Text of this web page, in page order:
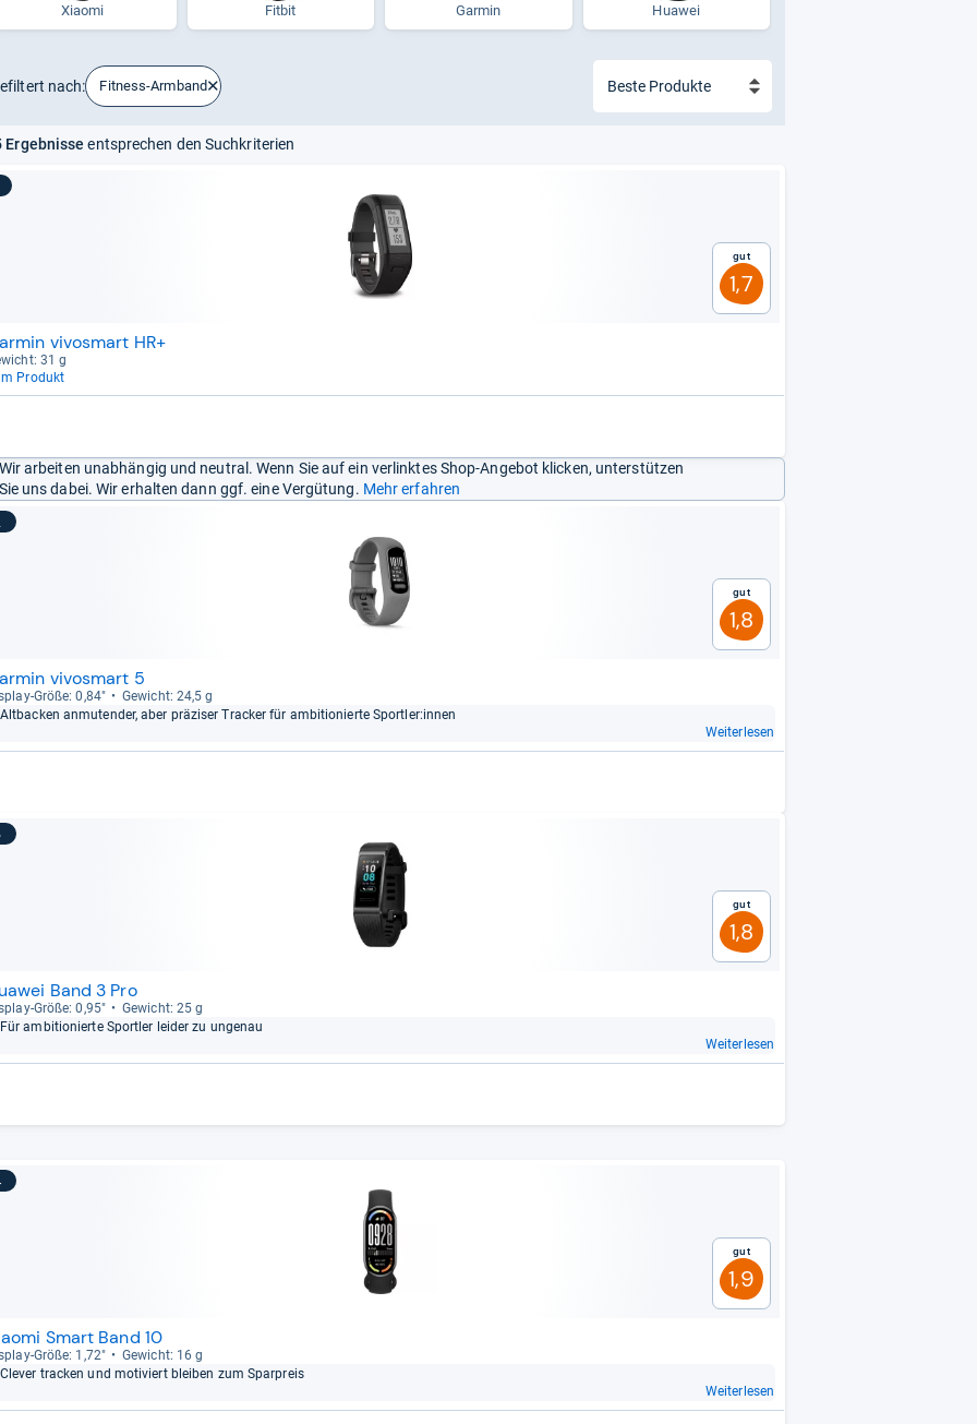
Xiaomi Fitbit Garmin Huawei
nach: Fitness-Armband
Ergebnisse entsprechen den Suchkriterien
Gut
1,7
vivosmart HR+
31 g
Produkt
arbeiten unabhängig und neutral. Wenn Sie auf ein verlinktes Shop-Angebot klicken, unterstützen
uns dabei. Wir erhalten dann ggf. eine Vergütung. Mehr erfahren
Gut
1,8
vivosmart 5
​Größe: 0,84"
Gewicht: 24,5 g
Alt­ba­cken anmu­ten­der, aber prä­zi­ser Tra­cker für ambi­tio­nierte Sport­ler:innen
Weiterlesen
Gut
1,8
Band 3 Pro
​Größe: 0,95"
Gewicht: 25 g
Für ambi­tio­nierte Sport­ler lei­der zu unge­nau
Weiterlesen
Gut
1,9
Smart Band 10
​Größe: 1,72"
Gewicht: 16 g
Cle­ver tra­cken und moti­viert blei­ben zum Spar­preis
Weiterlesen